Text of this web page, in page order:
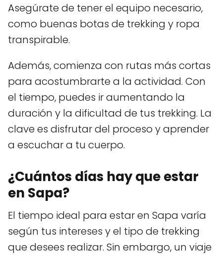
Asegúrate de tener el equipo necesario,
como buenas botas de trekking y ropa
transpirable.
Además, comienza con rutas más cortas
para acostumbrarte a la actividad. Con
el tiempo, puedes ir aumentando la
duración y la dificultad de tus trekking. La
clave es disfrutar del proceso y aprender
a escuchar a tu cuerpo.
¿Cuántos días hay que estar
en Sapa?
El tiempo ideal para estar en Sapa varía
según tus intereses y el tipo de trekking
que desees realizar. Sin embargo, un viaje